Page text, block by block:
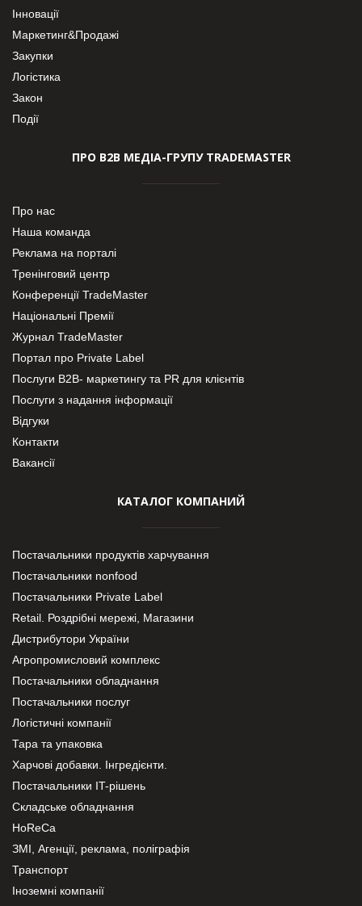
Інновації
Маркетинг&Продажі
Закупки
Логістика
Закон
Події
ПРО В2В МЕДІА-ГРУПУ TRADEMASTER
Про нас
Наша команда
Реклама на порталі
Тренінговий центр
Конференції TradeMaster
Національні Премії
Журнал TradeMaster
Портал про Private Label
Послуги В2В- маркетингу та PR для клієнтів
Послуги з надання інформації
Відгуки
Контакти
Вакансії
КАТАЛОГ КОМПАНИЙ
Постачальники продуктів харчування
Постачальники nonfood
Постачальники Private Label
Retail. Роздрібні мережі, Магазини
Дистрибутори України
Агропромисловий комплекс
Постачальники обладнання
Постачальники послуг
Логістичні компанії
Тара та упаковка
Харчові добавки. Інгредієнти.
Постачальники IT-рішень
Складське обладнання
HoReCa
ЗМІ, Агенції, реклама, поліграфія
Транспорт
Іноземні компанії